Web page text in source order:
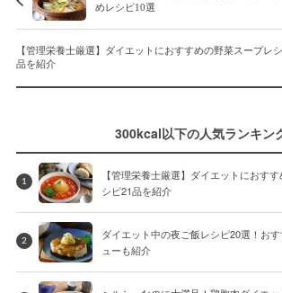
めレシピ10選
【管理栄養士厳選】ダイエットにおすすめの野菜スープレ
品を紹介
300kcal以下の人気ランキン
1
【管理栄養士厳選】ダイエットにおす
シピ21品を紹介
2
ダイエット中の夜ご飯レシピ20選！お
ューも紹介